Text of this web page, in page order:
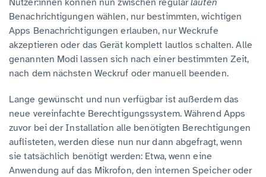
Benachrichtigungen wählen, nur bestimmten, wichtigen
Apps Benachrichtigungen erlauben, nur Weckrufe
akzeptieren oder das Gerät komplett lautlos schalten. Alle
genannten Modi lassen sich nach einer bestimmten Zeit,
nach dem nächsten Weckruf oder manuell beenden.
Lange gewünscht und nun verfügbar ist außerdem das
neue vereinfachte Berechtigungssystem. Während Apps
zuvor bei der Installation alle benötigten Berechtigungen
auflisteten, werden diese nun nur dann abgefragt, wenn
sie tatsächlich benötigt werden: Etwa, wenn eine
Anwendung auf das Mikrofon, den internen Speicher oder